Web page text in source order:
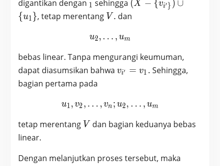
digantikan dengan _1
1 sehingga (X-\
{v_{i^{\prime}\}})
(X − {vi′ } ) ∪
{u1 }, tetap merentang V.
V . dan
u_2, …, u_m
u2, … , um
bebas linear. Tanpa mengurangi keumuman,
dapat diasumsikan bahwa v_{i^{\prime}}
vi′ = v1 . Sehingga,
bagian pertama pada
u_1, v_2, …, v_n; u_2, …,
u1, v2, … , vn ; u2, … , um
tetap merentang V
V dan bagian keduanya bebas
linear.
Dengan melanjutkan proses tersebut, maka